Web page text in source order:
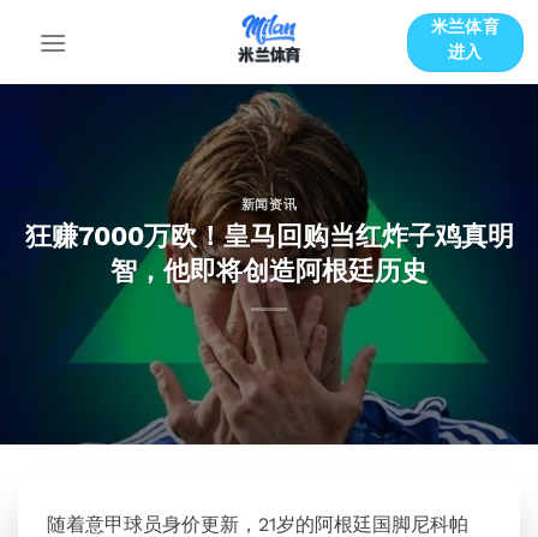
米兰体育
进入
新闻资讯
狂赚7000万欧！皇马回购当红炸子鸡真明
智，他即将创造阿根廷历史
随着意甲球员身价更新，21岁的阿根廷国脚尼科帕